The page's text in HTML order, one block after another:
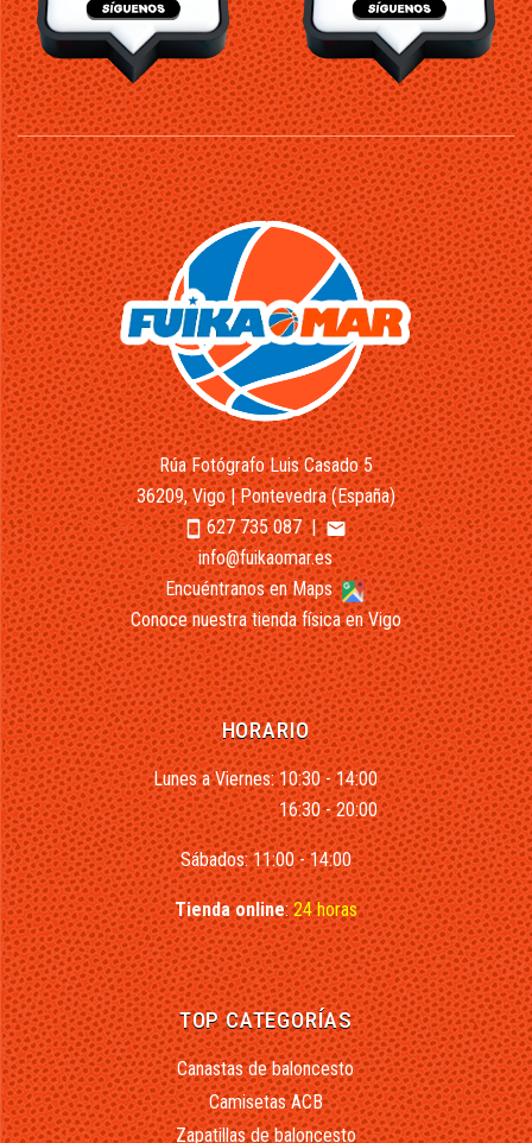
Rúa Fotógrafo Luis Casado 5
36209, Vigo | Pontevedra (España)
smartphone627 735 087|email
info@fuikaomar.es
Encuéntranos en Maps
Conoce nuestra tienda física en Vigo
HORARIO
Lunes a Viernes: 10:30 - 14:00
16:30 - 20:00
Sábados: 11:00 - 14:00
Tienda online:24 horas
TOP CATEGORÍAS
Canastas de baloncesto
Camisetas ACB
Zapatillas de baloncesto